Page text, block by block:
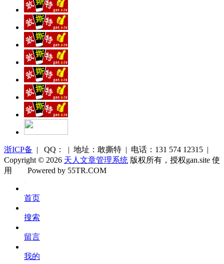
浙ICP备 | QQ： | 地址：敢撕特 | 电话：131 574 12315 |
Copyright © 2026 天人文章管理系统 版权所有，授权gan.site 使
用
库
Powered by 55TR.COM
首页
搜索
留言
我的